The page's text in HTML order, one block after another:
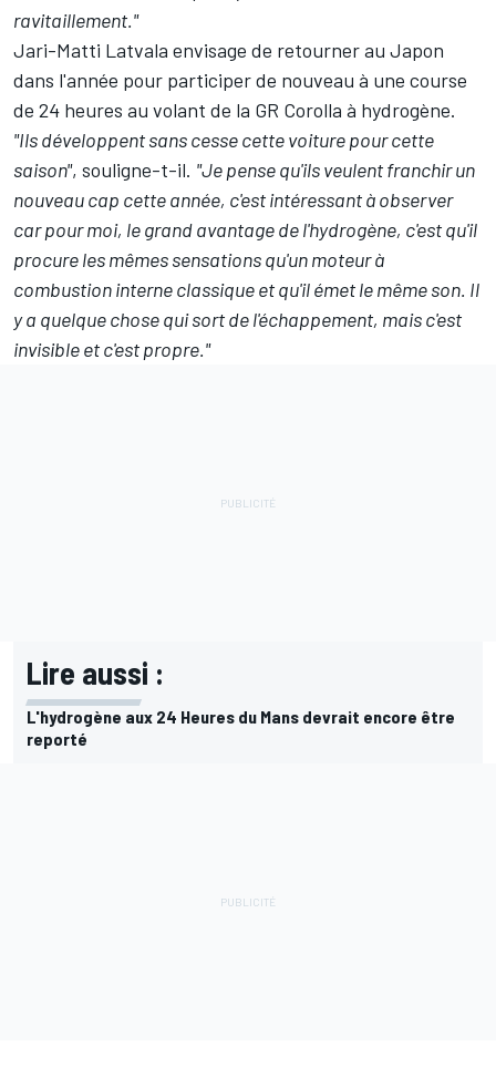
ravitaillement."
Jari-Matti Latvala envisage de retourner au Japon
dans l'année pour participer de nouveau à une course
de 24 heures au volant de la GR Corolla à hydrogène.
"Ils développent sans cesse cette voiture pour cette
saison", souligne-t-il. "Je pense qu'ils veulent franchir un
nouveau cap cette année, c'est intéressant à observer
car pour moi, le grand avantage de l'hydrogène, c'est qu'il
procure les mêmes sensations qu'un moteur à
combustion interne classique et qu'il émet le même son. Il
y a quelque chose qui sort de l'échappement, mais c'est
invisible et c'est propre."
Lire aussi :
L'hydrogène aux 24 Heures du Mans devrait encore être
reporté